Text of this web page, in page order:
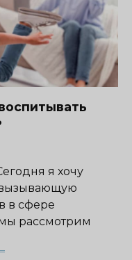
я хочу
вызывающую
в сфере
рассмотрим